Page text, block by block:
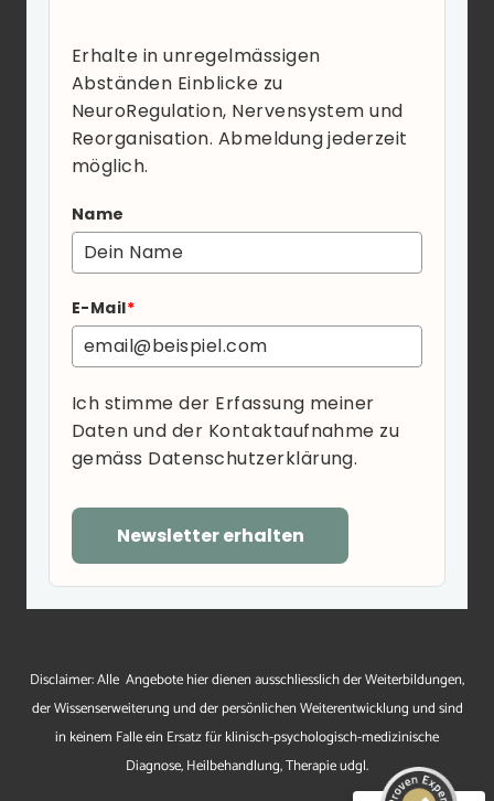
Erhalte in unregelmässigen
Abständen Einblicke zu
NeuroRegulation, Nervensystem und
Reorganisation. Abmeldung jederzeit
möglich.
Name
E-Mail*
Ich stimme der Erfassung meiner
Daten und der Kontaktaufnahme zu
gemäss Datenschutzerklärung.
Newsletter erhalten
Disclaimer: Alle Angebote hier dienen ausschliesslich der Weiterbildungen,
der Wissenserweiterung und der persönlichen Weiterentwicklung und sind
in keinem Falle ein Ersatz für klinisch-psychologisch-medizinische
Diagnose, Heilbehandlung, Therapie udgl.
christian-meier.ch
100
%
ProvenExpert.com
SEHR GUT
4,96
/
5,00